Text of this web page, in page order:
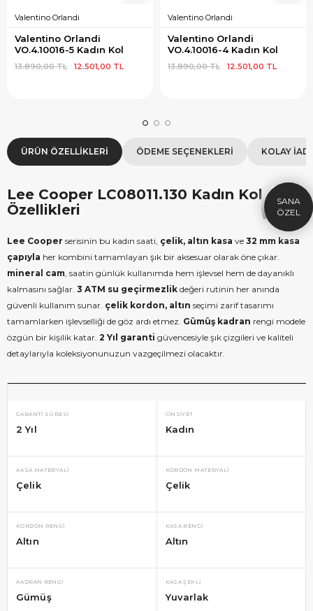
Valentino Orlandi
Valentino Orlandi
VO.4.10016-5 Kadın Kol
Saati
12.501,00 TL
13.890,00 TL
Valentino Orlandi
Valentino Orlandi
VO.4.10016-4 Kadın Kol
Saati
12.501,00 TL
13.890,00 TL
ÜRÜN ÖZELLIKLERI ÖDEME SEÇENEKLERI KOLAY
Lee Cooper LC08011.130 Kadın Kol Saati
Özellikleri
Lee Cooper serisinin bu kadın saati, çelik, altın kasa ve 32 mm kasa
çapıyla her kombini tamamlayan şık bir aksesuar olarak öne çıkar.
mineral cam, saatin günlük kullanımda hem işlevsel hem de dayanıklı
kalmasını sağlar. 3 ATM su geçirmezlik değeri rutinin her anında
güvenli kullanım sunar. çelik kordon, altın seçimi zarif tasarımı
tamamlarken işlevselliği de göz ardı etmez. Gümüş kadran rengi modele
özgün bir kişilik katar. 2 Yıl garanti güvencesiyle şık çizgileri ve kaliteli
detaylarıyla koleksiyonunuzun vazgeçilmezi olacaktır.
GARANTI SÜRESI
2 Yıl
CINSIYET
Kadın
KASA MATERYALI
Çelik
KORDON MATERYALI
Çelik
KORDON RENGI
Altın
KASA RENGI
Altın
KADRAN RENGI
Gümüş
KASA ŞEKLI
Yuvarlak
HEDIYE
ÇEKI
SEPETTE İNDİRİM
9.999 TL üzeri alışverişe özel×
HEDIYE1000